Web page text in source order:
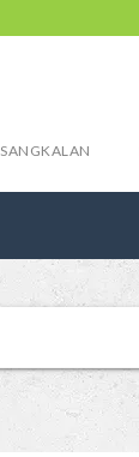
SANGKALAN